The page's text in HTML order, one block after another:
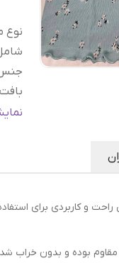
بافت
چاپ:
و کاربردی برای
مقاوم بوده و بدون